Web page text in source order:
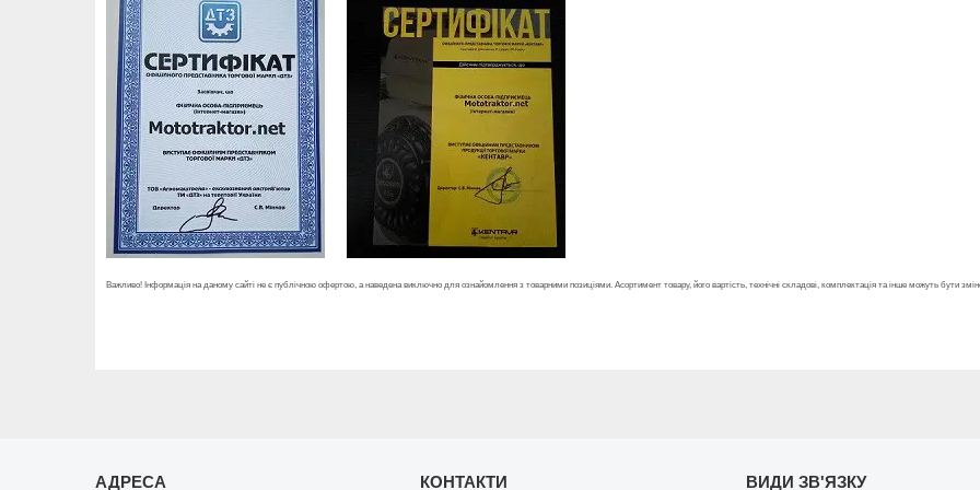
Важливо! Інформація на даному сайті не є публічною офертою, а наведена виключно для ознайомлення з товарними позиціями. Асортимент товару, його вартість, технічні складові, комплектація та інше можуть бути